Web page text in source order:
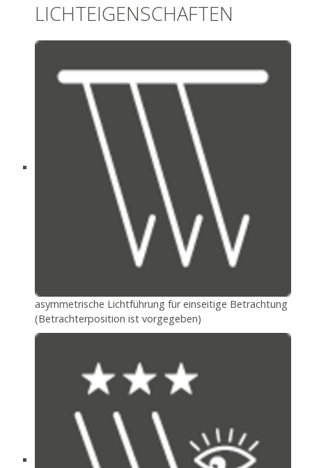
LICHTEIGENSCHAFTEN
asymmetrische Lichtführung für einseitige Betrachtung
(Betrachterposition ist vorgegeben)